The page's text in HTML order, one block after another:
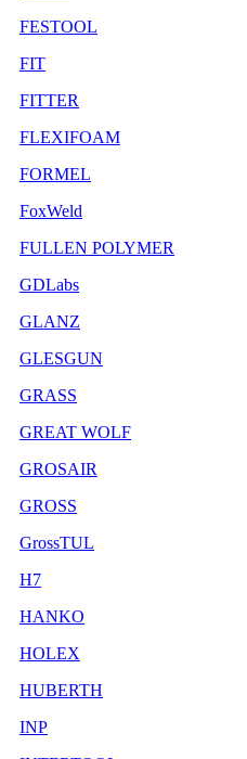
FESTOOL
FIT
FITTER
FLEXIFOAM
FORMEL
FoxWeld
FULLEN POLYMER
GDLabs
GLANZ
GLESGUN
GRASS
GREAT WOLF
GROSAIR
GROSS
GrossTUL
H7
HANKO
HOLEX
HUBERTH
INP